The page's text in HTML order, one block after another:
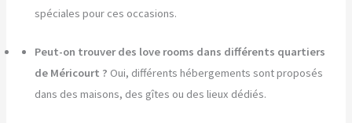
spéciales pour ces occasions.
Peut-on trouver des love rooms dans différents quartiers
de Méricourt ? Oui, différents hébergements sont proposés
dans des maisons, des gîtes ou des lieux dédiés.